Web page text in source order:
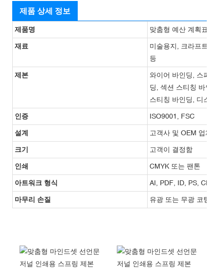
제품 상세 정보
제품명 맞춤형 예산 계획표
재료
미술용지, 크라프트지
등
제본
와이어 바인딩, 스파
딩, 섹션 스티칭 바인
스티칭 바인딩, 디스
인증 ISO9001, FSC
설계 고객사 및 OEM 업체
크기 고객이 결정함
인쇄 CMYK 또는 팬톤
아트워크 형식 AI, PDF, ID, PS, CDR
마무리 손질 유광 또는 무광 코팅,